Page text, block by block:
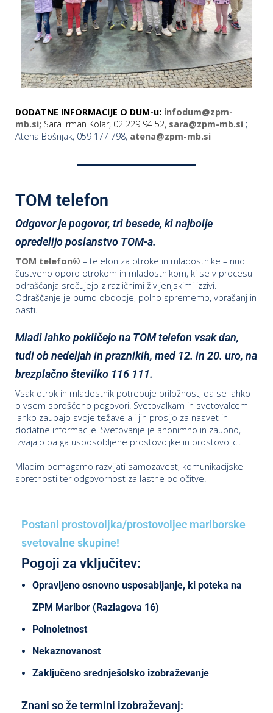
DODATNE INFORMACIJE O DUM-u: infodum@zpm-
mb.si; Sara Irman Kolar, 02 229 94 52, sara@zpm-mb.si ;
Atena Bošnjak, 059 177 798, atena@zpm-mb.si
TOM telefon
Odgovor je pogovor, tri besede, ki najbolje
opredelijo poslanstvo TOM-a.
TOM telefon® – telefon za otroke in mladostnike – nudi
čustveno oporo otrokom in mladostnikom, ki se v procesu
odraščanja srečujejo z različnimi življenjskimi izzivi.
Odraščanje je burno obdobje, polno sprememb, vprašanj in
pasti.
Mladi lahko pokličejo na TOM telefon vsak dan,
tudi ob nedeljah in praznikih, med 12. in 20. uro, na
brezplačno številko 116 111.
Vsak otrok in mladostnik potrebuje priložnost, da se lahko
o vsem sproščeno pogovori. Svetovalkam in svetovalcem
lahko zaupajo svoje težave ali jih prosijo za nasvet in
dodatne informacije. Svetovanje je anonimno in zaupno,
izvajajo pa ga usposobljene prostovoljke in prostovoljci.
Mladim pomagamo razvijati samozavest, komunikacijske
spretnosti ter odgovornost za lastne odločitve.
Postani prostovoljka/prostovoljec mariborske
svetovalne skupine!
Pogoji za vključitev:
Opravljeno osnovno usposabljanje, ki poteka na
ZPM Maribor (Razlagova 16)
Polnoletnost
Nekaznovanost
Zaključeno srednješolsko izobraževanje
Znani so že termini izobraževanj: